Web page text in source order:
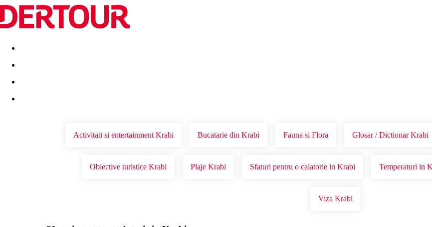
Destinatii Vacanta perfecta OFERTE DE NERATAT
Activitati si entertainment Krabi Bucatarie din Krabi Fauna si Flora Glosar / Dictionar Krabi
Obiective turistice Krabi Plaje Krabi Sfaturi pentru o calatorie in Krabi Temperaturi in
Viza Krabi